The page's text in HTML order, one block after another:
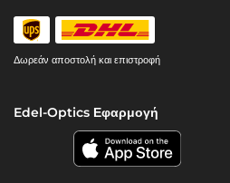
Δωρεάν αποστολή και επιστροφή
Edel-Optics Εφαρμογή